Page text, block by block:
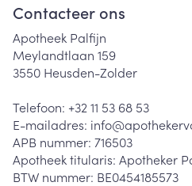
Contacteer ons
Apotheek Palfijn
Meylandtlaan 159
3550 Heusden-Zolder
Telefoon: +32 11 53 68 53
E-mailadres: info@
APB nummer: 716503
Apotheek titularis: Apotheker
BTW nummer: BE0454185573